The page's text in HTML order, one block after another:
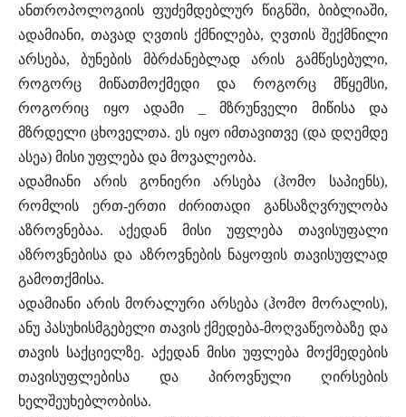
ანთროპოლოგიის ფუძემდებლურ წიგნში, ბიბლიაში,
ადამიანი, თავად ღვთის ქმნილება, ღვთის შექმნილი
არსება, ბუნების მბრძანებლად არის გამწესებული,
როგორც მიწათმოქმედი და როგორც მწყემსი,
როგორიც იყო ადამი _ მზრუნველი მიწისა და
მზრდელი ცხოველთა. ეს იყო იმთავითვე (და დღემდე
ასეა) მისი უფლება და მოვალეობა.
ადამიანი არის გონიერი არსება (ჰომო საპიენს),
რომლის ერთ-ერთი ძირითადი განსაზღვრულობა
აზროვნებაა. აქედან მისი უფლება თავისუფალი
აზროვნებისა და აზროვნების ნაყოფის თავისუფლად
გამოთქმისა.
ადამიანი არის მორალური არსება (ჰომო მორალის),
ანუ პასუხისმგებელი თავის ქმედება-მოღვაწეობაზე და
თავის საქციელზე. აქედან მისი უფლება მოქმედების
თავისუფლებისა და პიროვნული ღირსების
ხელშეუხებლობისა.